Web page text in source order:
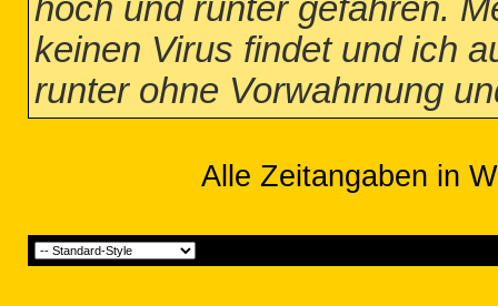
hoch und runter gefahren.
keinen Virus findet und ich
runter ohne Vorwahrnung
Alle Zeitangaben in